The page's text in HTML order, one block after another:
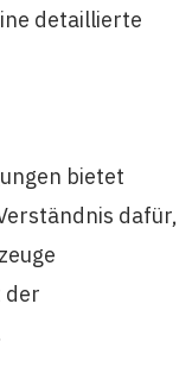
detaillierte
bietet
dafür,
der